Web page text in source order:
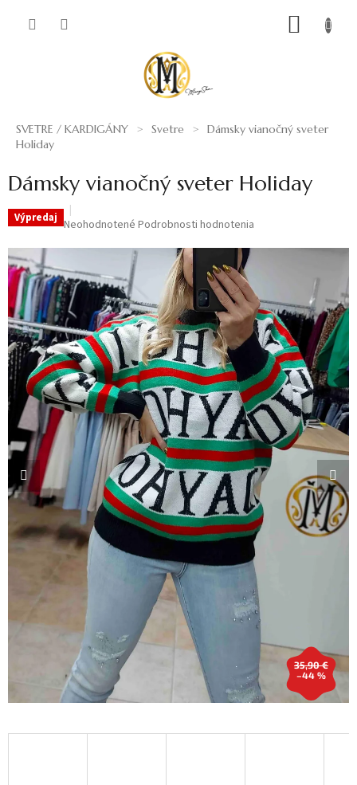
SVETRE / KARDIGÁNY Svetre
Dámsky vianočný sveter
Holiday
Dámsky vianočný sveter Holiday
Výpredaj Priemerné
je
0,0
z
5
hviezdičiek.
Neohodnotené Podrobnosti hodnotenia
35,90 €
–44 %